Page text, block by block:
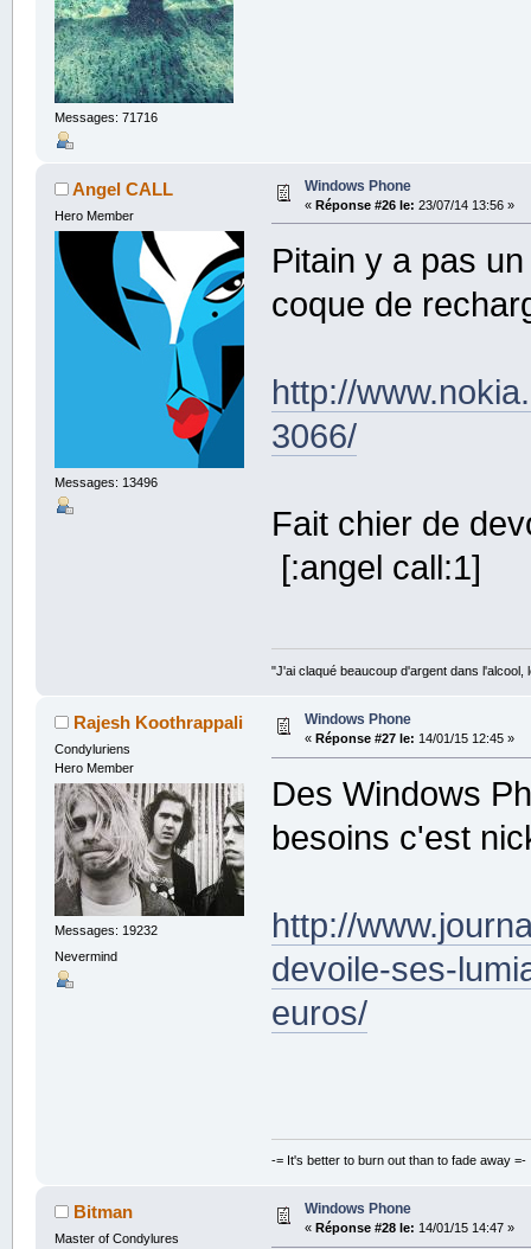
Messages: 71716
Angel CALL
Hero Member
Messages: 13496
Windows Phone
« Réponse #26 le: 23/07/14 13:56 »
Pitain y a pas
coque de
http://
3066/
Fait chier de
[:angel call:1]
"J'ai claqué beaucoup d'argent dans
Rajesh Koothrappali
Condyluriens
Hero Member
Messages: 19232
Nevermind
Windows Phone
« Réponse #27 le: 14/01/15 12:45 »
Des Windows
besoins c'est
http://
devoile-ses-
euros/
-= It's better to burn out than to fade away =-
Bitman
Master of Condylures
Windows Phone
« Réponse #28 le: 14/01/15 14:47 »